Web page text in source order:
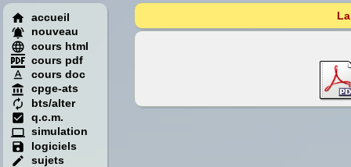
accueil
nouveau
cours html
cours pdf
cours doc
cpge-ats
bts/alter
q.c.m.
simulation
logiciels
sujets